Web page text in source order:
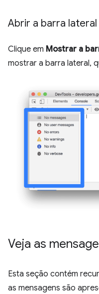
Abrir a barra
Clique em Mostrar a
mostrar a barra lateral,
Veja as
Esta seção contém
as mensagens são